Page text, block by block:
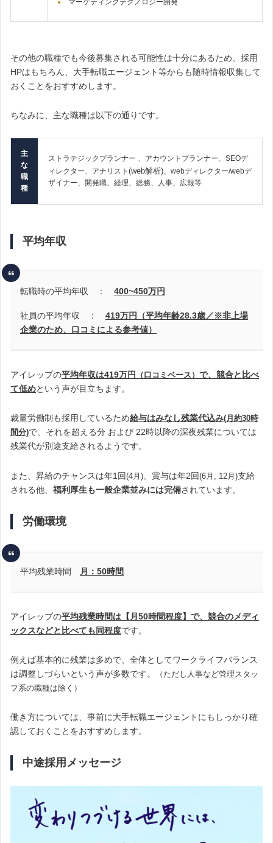
マーケティングテクノロジー開発
その他の職種でも今後募集される可能性は十分にあるため、採用
HPはもちろん、 大手転職エージェント等からも随時情報収集して
おくことをおすすめします。
ちなみに、主な職種は以下の通りです。
主
な
職
種
ストラテジックプランナー 、アカウントプランナー、SEOデ
ィレクター、アナリスト (web解析)、webディレクター/webデ
ザイナー、開発職、経理、総務、人事、広報等
平均年収
転職時の平均年収 ： 400~450万円
社員の平均年収 ： 419万円（平均年齢28.3歳／※非上場
企業のため、口コミによる参考値）
アイレップの平均年収は419万円 （口コミベース） で、競合と比べ
て低めという声が目立ちます。
裁量労働制も採用しているため給与はみなし残業代込み(月約30時
間分)で、それを超える分 および 22時以降の深夜残業については
残業代が別途支給されるようです。
また、昇給のチャンスは年1回(4月) 、賞与は年2回(6月, 12月)支給
される他、 福利厚生も一般企業並みには完備されています。
労働環境
平均残業時間 月：50時間
アイレップの平均残業時間は【月50時間程度】で、競合のメディ
ックスなどと比べても同程度です。
例えば基本的に残業は多めで、全体としてワークライフバランス
は調整しづらいという声が多数です。
（ただし人事など管理スタッ
フ系の職種は除く）
働き方については、事前に大手転職エージェントにもしっかり確
認しておくことをおすすめします。
中途採用メッセージ